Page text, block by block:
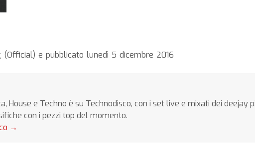
e pubblicato lunedì 5 dicembre 2016
House e Techno è su Technodisco, con i set live e mixati dei deejay
con i pezzi top del momento.
→